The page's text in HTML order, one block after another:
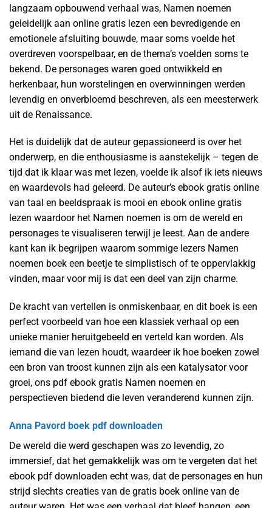
langzaam opbouwend verhaal was, Namen noemen
geleidelijk aan online gratis lezen een bevredigende en
emotionele afsluiting bouwde, maar soms voelde het
overdreven voorspelbaar, en de thema’s voelden soms te
bekend. De personages waren goed ontwikkeld en
herkenbaar, hun worstelingen en overwinningen werden
levendig en onverbloemd beschreven, als een meesterwerk
uit de Renaissance.
Het is duidelijk dat de auteur gepassioneerd is over het
onderwerp, en die enthousiasme is aanstekelijk – tegen de
tijd dat ik klaar was met lezen, voelde ik alsof ik iets nieuws
en waardevols had geleerd. De auteur’s ebook gratis online
van taal en beeldspraak is mooi en ebook online gratis
lezen waardoor het Namen noemen is om de wereld en
personages te visualiseren terwijl je leest. Aan de andere
kant kan ik begrijpen waarom sommige lezers Namen
noemen boek een beetje te simplistisch of te oppervlakkig
vinden, maar voor mij is dat een deel van zijn charme.
De kracht van vertellen is onmiskenbaar, en dit boek is een
perfect voorbeeld van hoe een klassiek verhaal op een
unieke manier heruitgebeeld en verteld kan worden. Als
iemand die van lezen houdt, waardeer ik hoe boeken zowel
een bron van troost kunnen zijn als een katalysator voor
groei, ons pdf ebook gratis Namen noemen en
perspectieven biedend die leven veranderend kunnen zijn.
Anna Pavord boek pdf downloaden
De wereld die werd geschapen was zo levendig, zo
immersief, dat het gemakkelijk was om te vergeten dat het
ebook pdf downloaden echt was, dat de personages en hun
strijd slechts creaties van de gratis boek online van de